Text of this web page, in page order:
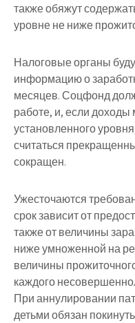
также обяжут
уровне не ниже
Налоговые органы
информацию о
месяцев. Соцфонд
работе, и, если доходы
установленного
считаться
сокращен.
Ужесточаются
срок зависит от
также от величины
ниже умноженной на
величины
каждого
При аннулировании
детьми обязан